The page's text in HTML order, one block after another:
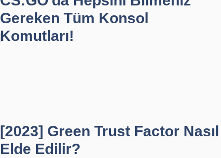
Gereken Tüm Konsol
Komutları!
[2023] Green Trust Factor Nasıl
Elde Edilir?